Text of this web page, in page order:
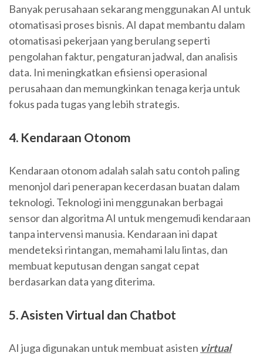
Banyak perusahaan sekarang menggunakan AI untuk
otomatisasi proses bisnis. AI dapat membantu dalam
otomatisasi pekerjaan yang berulang seperti
pengolahan faktur, pengaturan jadwal, dan analisis
data. Ini meningkatkan efisiensi operasional
perusahaan dan memungkinkan tenaga kerja untuk
fokus pada tugas yang lebih strategis.
4. Kendaraan Otonom
Kendaraan otonom adalah salah satu contoh paling
menonjol dari penerapan kecerdasan buatan dalam
teknologi. Teknologi ini menggunakan berbagai
sensor dan algoritma AI untuk mengemudi kendaraan
tanpa intervensi manusia. Kendaraan ini dapat
mendeteksi rintangan, memahami lalu lintas, dan
membuat keputusan dengan sangat cepat
berdasarkan data yang diterima.
5. Asisten Virtual dan Chatbot
AI juga digunakan untuk membuat asisten virtual